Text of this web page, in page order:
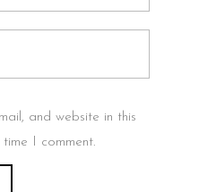
and website in this
I comment.